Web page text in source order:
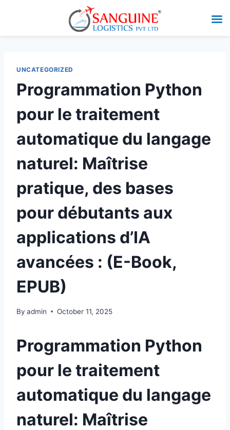
UNCATEGORIZED
Programmation Python
pour le traitement
automatique du langage
naturel: Maîtrise
pratique, des bases
pour débutants aux
applications d’IA
avancées : (E-Book,
EPUB)
By admin October 11, 2025
Programmation Python
pour le traitement
automatique du langage
naturel: Maîtrise